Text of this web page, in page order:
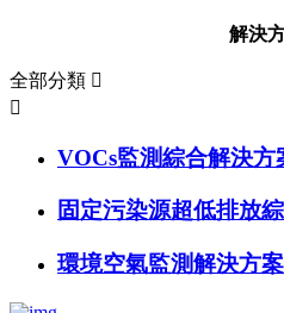
解決
全部分類 

VOCs監測綜合解決方
固定污染源超低排放
環境空氣監測解決方案